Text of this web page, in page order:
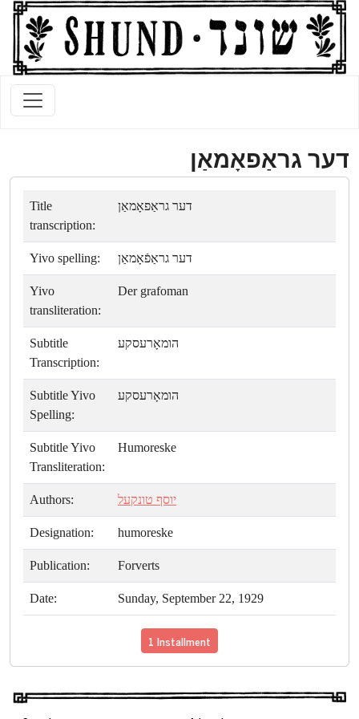
דער גראַפאָמאַן
Title
transcription:
דער גראַפאָמאַן
Yivo spelling: דער גראַפֿאָמאַן
Yivo
transliteration:
Der grafoman
Subtitle
Transcription:
הומאָרעסקע
Subtitle Yivo
Spelling:
הומאָרעסקע
Subtitle Yivo
Transliteration:
Humoreske
Authors: יוסף טונקעל
Designation: humoreske
Publication: Forverts
Date: Sunday, September 22, 1929
1 Installment